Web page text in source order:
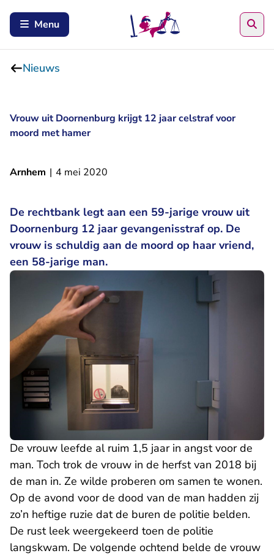
Menu
Nieuws
Vrouw uit Doornenburg krijgt 12 jaar celstraf voor
moord met hamer
Arnhem | 4 mei 2020
De rechtbank legt aan een 59-jarige vrouw uit
Doornenburg 12 jaar gevangenisstraf op. De
vrouw is schuldig aan de moord op haar vriend,
een 58-jarige man.
De vrouw leefde al ruim 1,5 jaar in angst voor de
man. Toch trok de vrouw in de herfst van 2018 bij
de man in. Ze wilde proberen om samen te wonen.
Op de avond voor de dood van de man hadden zij
zo’n heftige ruzie dat de buren de politie belden.
De rust leek weergekeerd toen de politie
langskwam. De volgende ochtend belde de vrouw